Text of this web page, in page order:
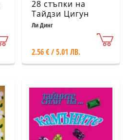
28 стъпки на
Тайдзи Цигун
Ли Динг
2.56 € / 5.01 ЛВ.